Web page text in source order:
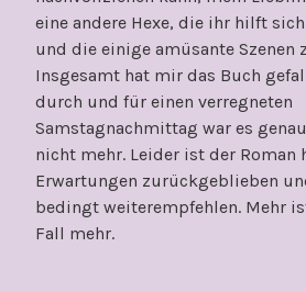
eine andere Hexe, die ihr hilft
und die einige amüsante Szenen
Insgesamt hat mir das Buch
durch und für einen verregneten
Samstagnachmittag war es
nicht mehr. Leider ist der Roman
Erwartungen zurückgeblieben
bedingt weiterempfehlen. Mehr
Fall mehr.